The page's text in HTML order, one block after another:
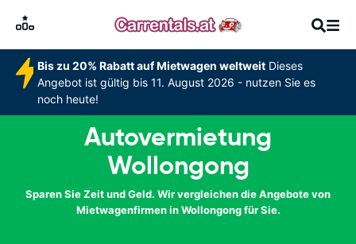
Bis zu 20% Rabatt auf Mietwagen weltweitDieses
Angebot ist gültig bis 11. August 2026 - nutzen Sie es
noch heute!
Autovermietung
Wollongong
Sparen Sie Zeit und Geld. Wir vergleichen die Angebote von
Mietwagenfirmen in Wollongong für Sie.